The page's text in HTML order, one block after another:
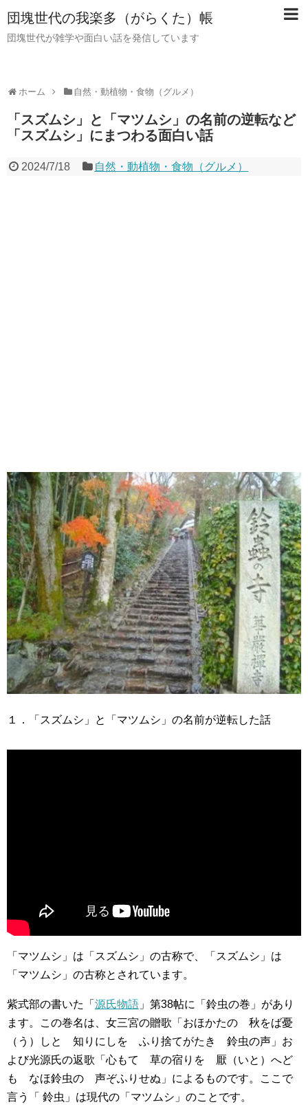
団塊世代の我楽多（がらくた）帳
団塊世代が雑学や面白い話を発信しています
ホーム 自然・動植物・食物（グルメ）
「スズムシ」と「マツムシ」の名前の逆転など
「スズムシ」にまつわる面白い話
2024/7/18 自然・動植物・食物（グルメ）
１．「スズムシ」と「マツムシ」の名前が逆転した話
「マツムシ」は「スズムシ」の古称で、「スズムシ」は
「マツムシ」の古称とされています。
紫式部の書いた「 源氏物語 」第38帖に「鈴虫の巻」があり
ます。この巻名は、女三宮の贈歌「おほかたの 秋をば憂
（う）しと 知りにしを ふり捨てがたき 鈴虫の声」お
よび光源氏の返歌「心もて 草の宿りを 厭（いと）へど
も なほ鈴虫の 声ぞふりせぬ」によるものです。ここで
言う「 鈴虫」は現代の「マツムシ」のことです。